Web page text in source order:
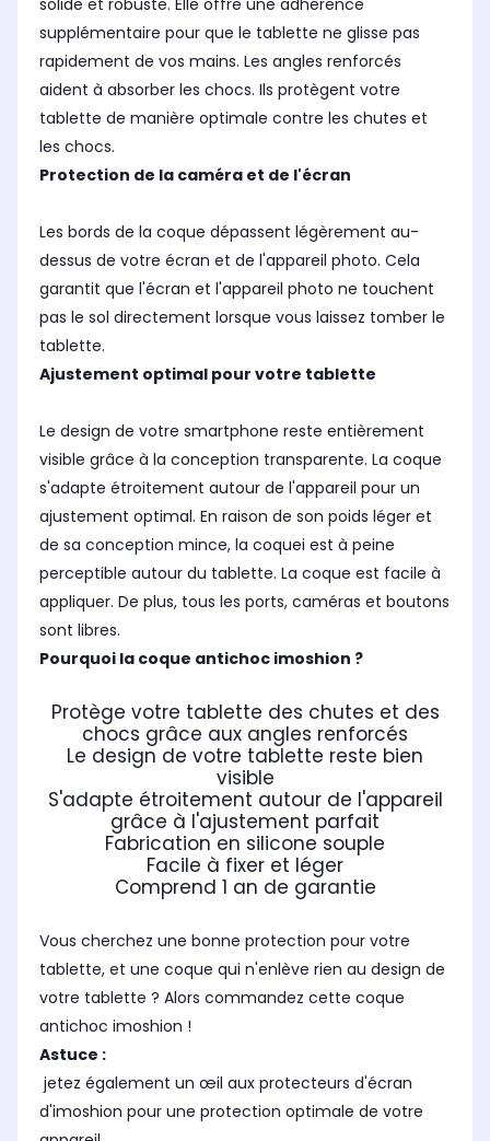
solide et robuste. Elle offre une adhérence
supplémentaire pour que le tablette ne glisse pas
rapidement de vos mains. Les angles renforcés
aident à absorber les chocs. Ils protègent votre
tablette de manière optimale contre les chutes et
les chocs.
Protection de la caméra et de l'écran
Les bords de la coque dépassent légèrement au-
dessus de votre écran et de l'appareil photo. Cela
garantit que l'écran et l'appareil photo ne touchent
pas le sol directement lorsque vous laissez tomber le
tablette.
Ajustement optimal pour votre tablette
Le design de votre smartphone reste entièrement
visible grâce à la conception transparente. La coque
s'adapte étroitement autour de l'appareil pour un
ajustement optimal. En raison de son poids léger et
de sa conception mince, la coquei est à peine
perceptible autour du tablette. La coque est facile à
appliquer. De plus, tous les ports, caméras et boutons
sont libres.
Pourquoi la coque antichoc imoshion ?
Protège votre tablette des chutes et des
chocs grâce aux angles renforcés
Le design de votre tablette reste bien
visible
S'adapte étroitement autour de l'appareil
grâce à l'ajustement parfait
Fabrication en silicone souple
Facile à fixer et léger
Comprend 1 an de garantie
Vous cherchez une bonne protection pour votre
tablette, et une coque qui n'enlève rien au design de
votre tablette ? Alors commandez cette coque
antichoc imoshion !
Astuce :
jetez également un œil aux protecteurs d'écran
d'imoshion pour une protection optimale de votre